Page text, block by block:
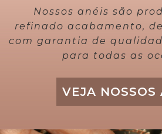
Nossos anéis são
refinado acabamento,
com garantia de
para todas as
VEJA NOSSOS